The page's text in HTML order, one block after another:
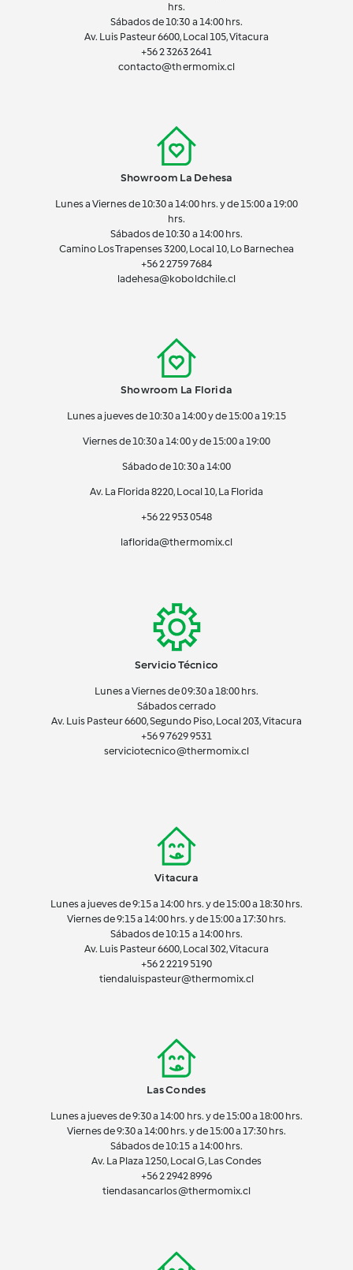
hrs.
Sábados de 10:30 a 14:00 hrs.
Av. Luis Pasteur 6600, Local 105, Vitacura
+56 2 3263 2641
contacto@thermomix.cl
Showroom La Dehesa
Lunes a Viernes de 10:30 a 14:00 hrs. y de 15:00 a 19:00
hrs.
Sábados de 10:30 a 14:00 hrs.
Camino Los Trapenses 3200, Local 10, Lo Barnechea
+56 22759 7684
ladehesa@koboldchile.cl
Showroom La Florida
Lunes a jueves de 10:30 a 14:00 y de 15:00 a 19:15
Viernes de 10:30 a 14:00 y de 15:00 a 19:00
Sábado de 10:30 a 14:00
Av. La Florida 8220, Local 10, La Florida
+56 22 953 0548
laflorida@thermomix.cl
Servicio Técnico
Lunes a Viernes de 09:30 a 18:00 hrs.
Sábados cerrado
Av. Luis Pasteur 6600, Segundo Piso, Local 203, Vitacura
+56 9 7629 9531
serviciotecnico@thermomix.cl
Vitacura
Lunes a jueves de 9:15 a 14:00 hrs. y de 15:00 a 18:30 hrs.
Viernes de 9:15 a 14:00 hrs. y de 15:00 a 17:30 hrs.
Sábados de 10:15 a 14:00 hrs.
Av. Luis Pasteur 6600, Local 302, Vitacura
+56 2 2219 5190
tiendaluispasteur@thermomix.cl
Las Condes
Lunes a jueves de 9:30 a 14:00 hrs. y de 15:00 a 18:00 hrs.
Viernes de 9:30 a 14:00 hrs. y de 15:00 a 17:30 hrs.
Sábados de 10:15 a 14:00 hrs.
Av. La Plaza 1250, Local G, Las Condes
+56 2 2942 8996
tiendasancarlos@thermomix.cl